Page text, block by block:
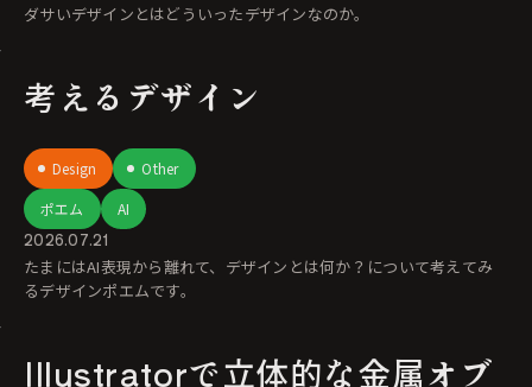
ダサいデザインとはどういったデザインなのか。
考えるデザイン
Design
Other
ポエム
AI
2026.07.21
たまにはAI表現から離れて、デザインとは何か？について考えてみ
るデザインポエムです。
Illustratorで立体的な金属オブ